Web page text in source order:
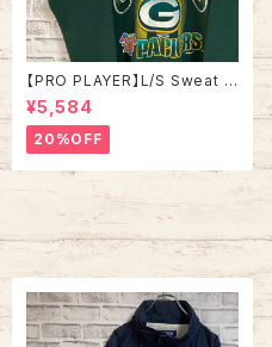
【PRO PLAYER】L/S Sweat L
相当 90s Made in USA “PA
CKERS” NFL チームモノ スウ
ェット トレーナー USA製 チーム
ロゴ 1996 CHAMPS 優勝記念
深緑 アメリカ USA 古着
¥5,584
20%OFF